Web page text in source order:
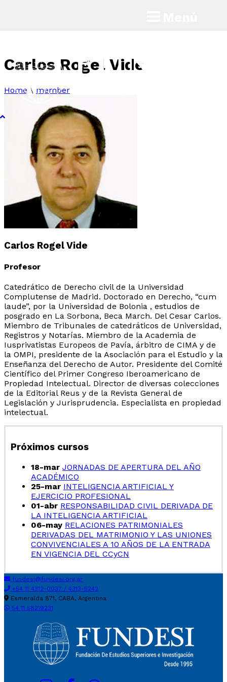
Carlos Rogel Vide
Home \ member
Carlos Rogel Vide
Profesor
Catedrático de Derecho civil de la Universidad
Complutense de Madrid. Doctorado en Derecho, “cum
laude”, por la Universidad de Bolonia , estudios de
posgrado en La Sorbona, Beca March. Del Cesar Carlos.
Miembro de Tribunales de catedráticos de Universidad,
Registros y Notarías. Miembro de la Academia de
Iusprivatistas Europeos de Pavía, árbitro de CIMA y de
la OMPI, presidente de la Asociación para el Estudio y la
Enseñanza del Derecho de Autor. Presidente del Comité
Científico del Primer Congreso Iberoamericano de
Propiedad Intelectual. Director de diversas colecciones
de la Editorial Reus y de la Revista General de
Legislación y Jurisprudencia. Especialista en propiedad
intelectual.
Próximos cursos
18-mar JORNADAS DE APERTURA DEL AÑO
ACADÉMICO
25-mar INTELIGENCIA ARTIFICIAL Y
EJERCICIO PROFESIONAL
01-abr RESPONSABILIDAD CIVIL DERIVADA DE
LA INTELIGENCIA ARTIFICIAL
06-may RELACIONES PATRIMONIALES
DERIVADAS DEL MATRIMONIO Y LAS UNIONES
CONVIVENCIALES A 10 AÑOS DE LA ENTRADA
EN VIGENCIA DEL CCyCN
fundesi@fundesi.org.ar
+54 11 4312-0037 / 4313-5242
Esmeralda 871, CABA, Argentina
54 11 58219231